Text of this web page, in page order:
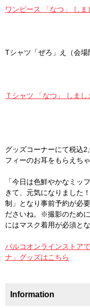
ワンピース 「なつ」 し
Tシャツ「ぜろ」え（会
Ｔシャツ 「なつ」 しま
グッズコーナーにて税込
フィーのお耳をもらえちゃ
「今日は色鮮やかなミッ
きて、元気になりました
制」となり事前予約が必
ださいね。※撮影のため
にはマスク着用が必須とな
パルコオンラインストア
ナ」グッズはこちら
Information